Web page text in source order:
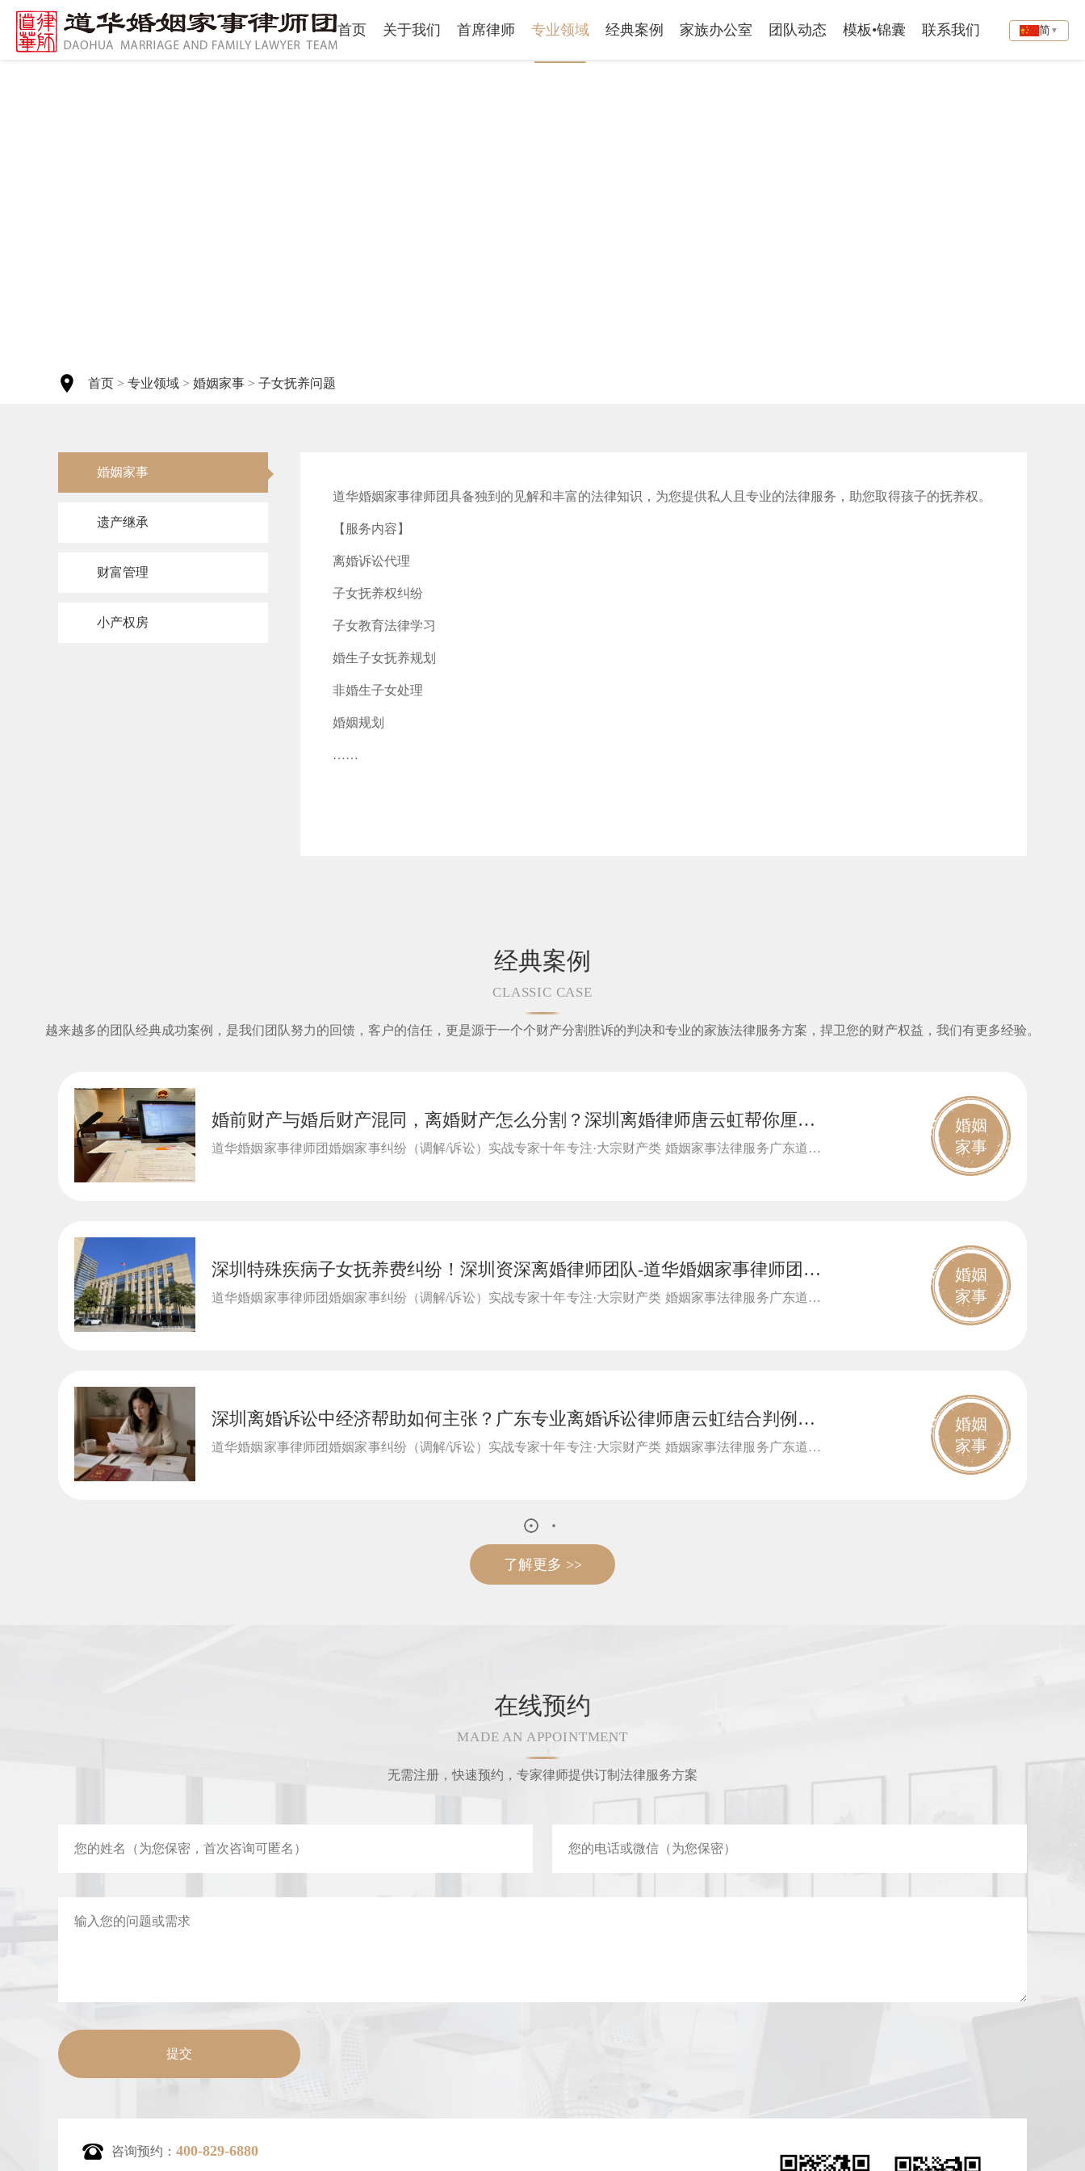
简▼
首页 关于我们 首席律师 专业领域 经典案例 家族办公室 团队动态 模板•锦囊 联系我们
首页 > 专业领域 > 婚姻家事 > 子女抚养问题
婚姻家事
遗产继承
财富管理
小产权房
道华婚姻家事律师团具备独到的见解和丰富的法律知识，为您提供私人且专业的法律服务，助您取得孩子的抚养权。
【服务内容】
离婚诉讼代理
子女抚养权纠纷
子女教育法律学习
婚生子女抚养规划
非婚生子女处理
婚姻规划
……
经典案例
CLASSIC CASE
越来越多的团队经典成功案例，是我们团队努力的回馈，客户的信任，更是源于一个个财产分割胜诉的判决和专业的家族法律服务方案，捍卫您的财产权益，我们有更多经验。
婚前财产与婚后财产混同，离婚财产怎么分割？深圳离婚律师唐云虹帮你厘清
夫妻财产混同形态，掌握离婚财产维权证据
道华婚姻家事律师团婚姻家事纠纷（调解/诉讼）实战专家十年专注·大宗财产类 婚姻家事法律服务广东道华
婚姻
家事
深圳特殊疾病子女抚养费纠纷！深圳资深离婚律师团队-道华婚姻家事律师团依
据裁判规则，维护重度残障子女合法抚养权益
道华婚姻家事律师团婚姻家事纠纷（调解/诉讼）实战专家十年专注·大宗财产类 婚姻家事法律服务广东道华
婚姻
家事
深圳离婚诉讼中经济帮助如何主张？广东专业离婚诉讼律师唐云虹结合判例，
解读经济帮助法定适用条件与核心认定标准
道华婚姻家事律师团婚姻家事纠纷（调解/诉讼）实战专家十年专注·大宗财产类 婚姻家事法律服务广东道华
婚姻
家事
了解更多 >>
在线预约
MADE AN APPOINTMENT
无需注册，快速预约，专家律师提供订制法律服务方案
咨询预约： 400-829-6880